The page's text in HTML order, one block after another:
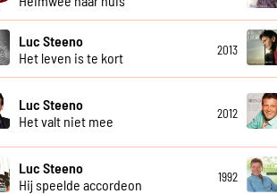
Luc Steeno
Het leven is te kort
2013
Luc Steeno
Het valt niet mee
2012
Luc Steeno
Hij speelde accordeon
1992